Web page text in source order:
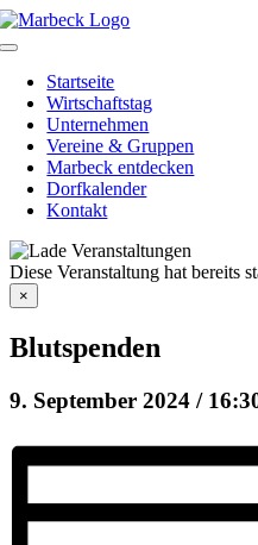
Skip
to
Toggle
NavigationStartseite
Wirtschaftstag
Unternehmen
Vereine & Gruppen
Marbeck entdecken
Dorfkalender
Kontakt
Diese Veranstaltung hat bereits
×
Blutspenden
9. September 2024 /